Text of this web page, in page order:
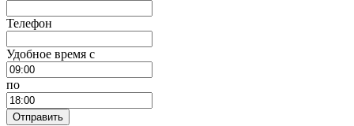
Телефон
Удобное время c
по